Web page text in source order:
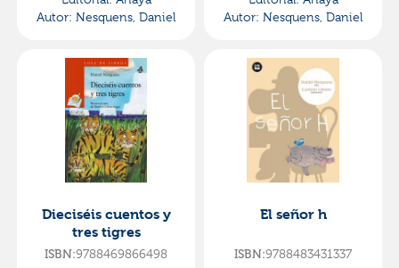
Autor: Nesquens, Daniel
Autor: Nesquens, Daniel
Dieciséis cuentos y
tres tigres
ISBN:9788469866498
El señor h
ISBN:9788483431337